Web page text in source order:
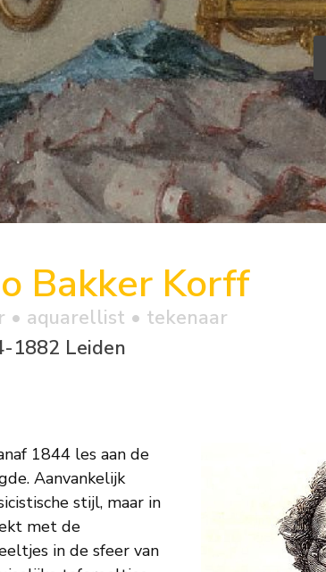
Bakker Korff
• aquarellist • tekenaar
1882 Leiden
1844 les aan de
Aanvankelijk
stijl, maar in
met de
in de sfeer van